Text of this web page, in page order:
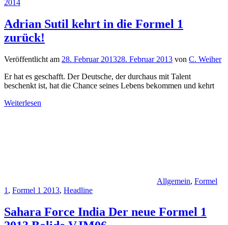
2014
Adrian Sutil kehrt in die Formel 1
zurück!
Veröffentlicht am 28. Februar 201328. Februar 2013 von C. Weiher
Er hat es geschafft. Der Deutsche, der durchaus mit Talent
beschenkt ist, hat die Chance seines Lebens bekommen und kehrt
Weiterlesen
Allgemein, Formel
1 , Formel 1 2013, Headline
Sahara Force India Der neue Formel 1